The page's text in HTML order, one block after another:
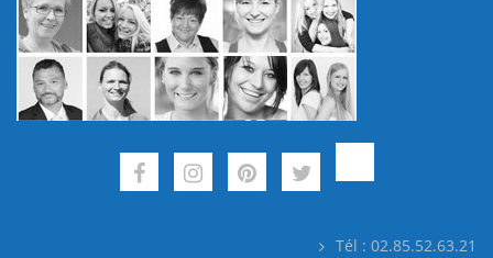
Tél : 02.85.52.63.21